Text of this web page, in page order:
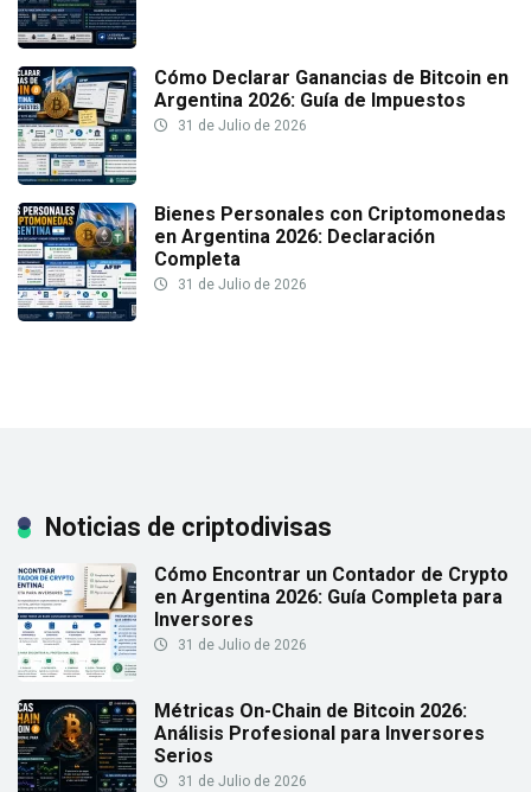
Cómo Declarar Ganancias de Bitcoin en
Argentina 2026: Guía de Impuestos
31 de Julio de 2026
Bienes Personales con Criptomonedas
en Argentina 2026: Declaración
Completa
31 de Julio de 2026
Noticias de criptodivisas
Cómo Encontrar un Contador de Crypto
en Argentina 2026: Guía Completa para
Inversores
31 de Julio de 2026
Métricas On-Chain de Bitcoin 2026:
Análisis Profesional para Inversores
Serios
31 de Julio de 2026